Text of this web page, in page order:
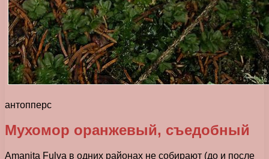
антопперс
Мухомор оранжевый, съедобный
Amanita Fulva в одних районах не собирают (до и после